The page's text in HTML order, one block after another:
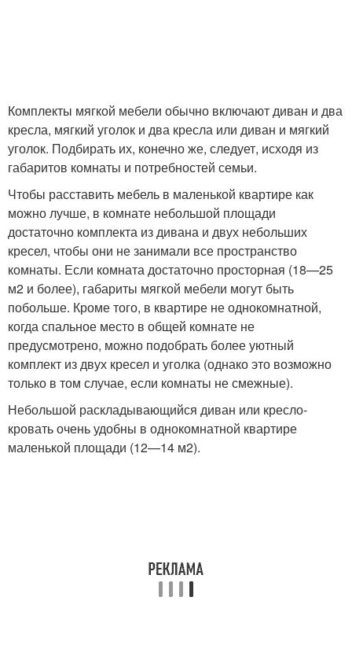
Комплекты мягкой мебели обычно включают диван и два
кресла, мягкий уголок и два кресла или диван и мягкий
уголок. Подбирать их, конечно же, следует, исходя из
габаритов комнаты и потребностей семьи.
Чтобы расставить мебель в маленькой квартире как
можно лучше, в комнате небольшой площади
достаточно комплекта из дивана и двух небольших
кресел, чтобы они не занимали все пространство
комнаты. Если комната достаточно просторная (18—25
м2 и более), габариты мягкой мебели могут быть
побольше. Кроме того, в квартире не однокомнатной,
когда спальное место в общей комнате не
предусмотрено, можно подобрать более уютный
комплект из двух кресел и уголка (однако это возможно
только в том случае, если комнаты не смежные).
Небольшой раскладывающийся диван или кресло-
кровать очень удобны в однокомнатной квартире
маленькой площади (12—14 м2).